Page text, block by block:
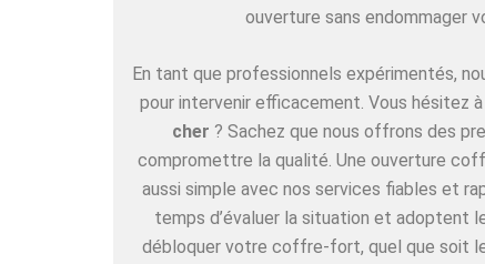
ouverture sans endommager
En tant que professionnels expérimentés,
pour intervenir efficacement. Vous hésitez
cher ? Sachez que nous offrons des
compromettre la qualité. Une ouverture
aussi simple avec nos services fiables et
temps d’évaluer la situation et adoptent
débloquer votre coffre-fort, quel que soit